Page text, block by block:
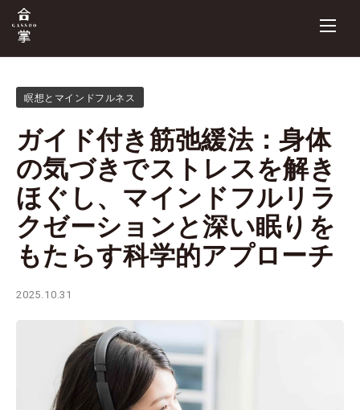
瞑想とマインドフルネス
ガイド付き筋弛緩法：身体
の気づきでストレスを解き
ほぐし、マインドフルリラ
クゼーションと深い眠りを
もたらす科学的アプローチ
2025.10.31